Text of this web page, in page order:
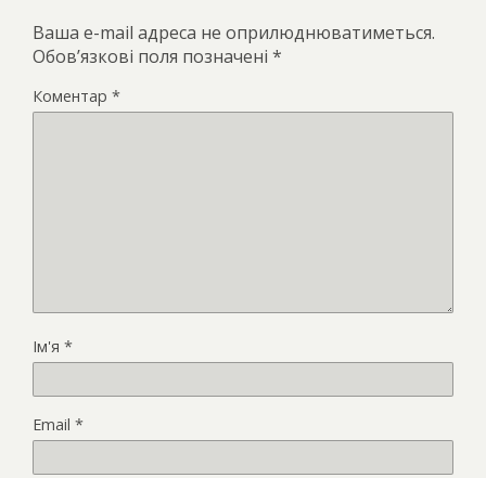
Ваша e-mail адреса не оприлюднюватиметься.
Обов’язкові поля позначені *
Коментар *
Ім'я *
Email *